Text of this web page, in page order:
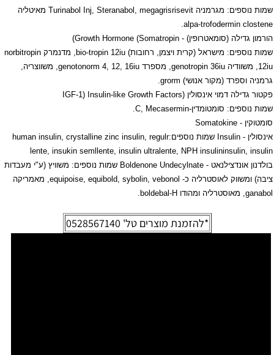
שמות נוספים: מגרמניה Turinabol Inj, Steranabol, megagrisrisevit מאיטליה
alpa-trofodermin clostene
.
הורמון גדילה (סומאטרופין) - Growth Hormone (Somatropin
)
שמות נוספים: מישראל (קרית ויצמן, רחובות) bio-tropin 12iu , מדנמרק norbitropin
12iu, משוודיה genotropin 36iu, מספרד genotonorm 4, 12, 16iu, משווצריה,
גרמניה וספרד (מקור אנושי) grorm
.
פקטור גדילה דמוי אינסולין (IGF-1) Insulin-like Growth Factors
שמות נוספים: סומטומדין-C, Mecasermin
.
סומטוקין - Somatokine
אינסולין - Insulin שמות נוספים:human insulin, crystalline zinc insulin, regulr
insulin, insulin
lente, insukin semllente, insulin ultralente, NPH insulin
בולדנון אונדצילנאט - Boldenone Undecylnate שמות נוספים: משוויץ (ע"י מעבדות
ציבה) ומשווק לאוסטרליה כ- equipoise, equibold, sybolin, vebonol, מאמריקה
ganabol, מאוסטרליה ומהודו boldebal-H
.
*להזמנת מוצרים טל' 0528567140